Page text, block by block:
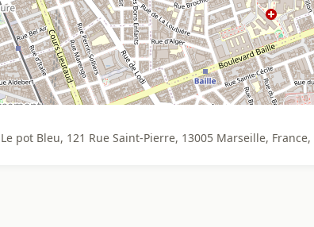
pot Bleu, 121 Rue Saint-Pierre, 13005 Marseille,